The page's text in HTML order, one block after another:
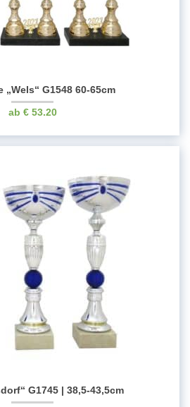
„Wels“ G1548 60-65cm
€53.20
G1745 | 38,5-43,5cm